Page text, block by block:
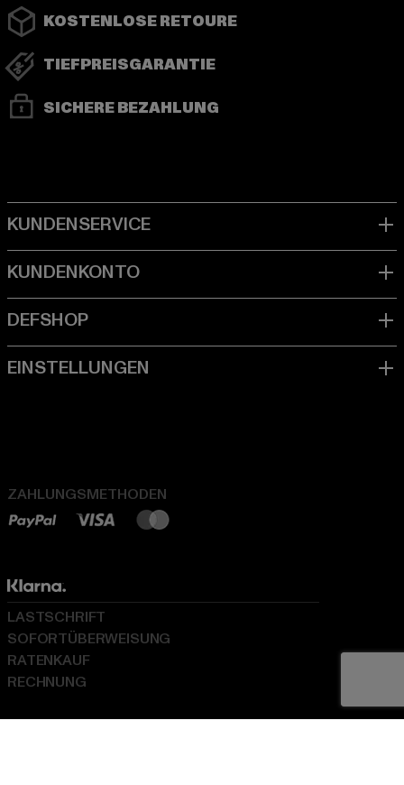
KOSTENLOSE RETOURE
TIEFPREISGARANTIE
SICHERE BEZAHLUNG
ZAHLUNGSMETHODEN
LASTSCHRIFT
SOFORTÜBERWEISUNG
RATENKAUF
RECHNUNG